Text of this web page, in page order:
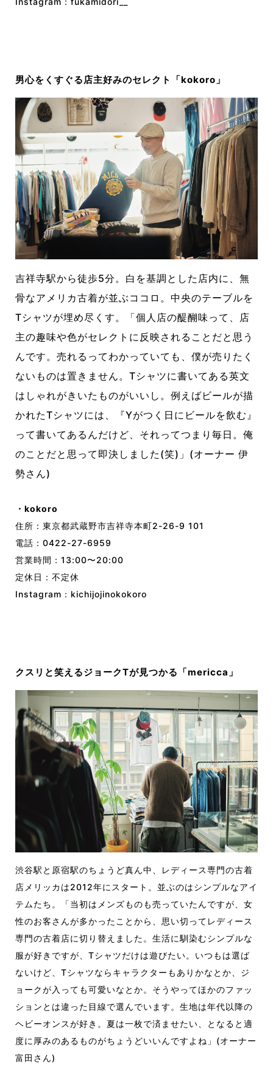
男心をくすぐる店主好みのセレクト「kokoro」
吉祥寺駅から徒歩5分。白を基調とした店内に、無
骨なアメリカ古着が並ぶココロ。中央のテーブルを
Tシャツが埋め尽くす。「個人店の醍醐味って、店
主の趣味や色がセレクトに反映されることだと思う
んです。売れるってわかっていても、僕が売りたく
ないものは置きません。 Tシャツに書いてある英文
はしゃれがきいたものがいいし。例えばビールが描
かれたTシャツには、『Yがつく日にビールを飲む』
って書いてあるんだけど、それってつまり毎日。俺
のことだと思って即決しました (笑) 」 (オーナー 伊
勢さん)
・kokoro
住所：東京都武蔵野市吉祥寺本町2-26-9 101
電話：0422-27-6959
営業時間：13:00〜20:00
定休日：不定休
Instagram： kichijojinokokoro
クスリと笑えるジョークTが見つかる「mericca」
渋谷駅と原宿駅のちょうど真ん中、レディース専門の古着
店メリッカは2012年にスタート。並ぶのはシンプルなアイ
テムたち。「当初はメンズものも売っていたんですが、女
性のお客さんが多かったことから、思い切ってレディース
専門の古着店に切り替えました。生活に馴染むシンプルな
服が好きですが、Tシャツだけは遊びたい。いつもは選ば
ないけど、Tシャツならキャラクターもありかなとか、ジ
ョークが入っても可愛いなとか。そうやってほかのファッ
ションとは違った目線で選んでいます。生地は年代以降の
ヘビーオンスが好き。夏は一枚で済ませたい、となると適
度に厚みのあるものがちょうどいいんですよね」(オーナー
富田さん)